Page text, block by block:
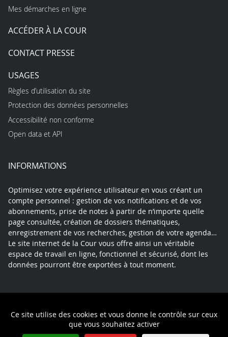
Ce site utilise des cookies et vous donne le contrôle sur ceux
que vous souhaitez activer
Mes démarches en ligne
ACCÉDER À LA COUR
CONTACT PRESSE
USAGES
Règles d’utilisation du site
Protection des données personnelles
Accessibilité non conforme
Open data et API
INFORMATIONS
Optimisez votre expérience utilisateur en vous créant un
compte personnel : gestion de vos notifications et de vos
abonnements, prise de notes à partir de n’importe quelle
page consultée, création de dossiers thématiques,
enregistrement de vos recherches, gestion de votre agenda…
Le site internet de la Cour vous offre ainsi un véritable
espace de travail en ligne, fonctionnel et sécurisé, dont les
données pourront être exportées à tout moment.
Politique de confidentialité